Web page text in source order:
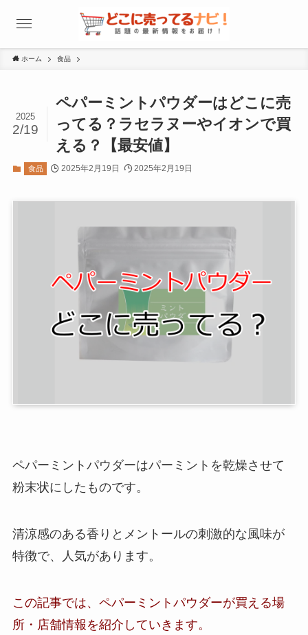
ホーム 食品
ペパーミントパウダーはどこに売
ってる？ラセラヌーやイオンで買
える？【最安値】
2025
2/19
食品 2025年2月19日 2025年2月19日
ペパーミントパウダーはパーミントを乾燥させて
粉末状にしたものです。
清涼感のある香りとメントールの刺激的な風味が
特徴で、人気があります。
この記事では、 ペパーミントパウダーが買える場
所・店舗情報 を紹介していきます。